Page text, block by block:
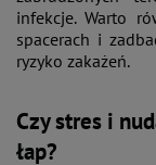
infekcje. Warto
spacerach i
ryzyko zakażeń.
Czy stres i
łap?